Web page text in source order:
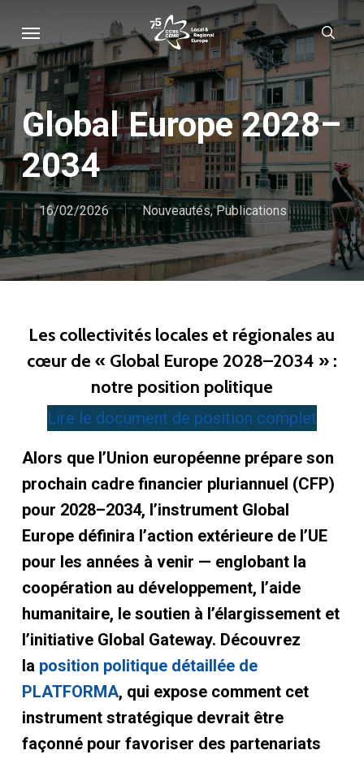
main
content
Global Europe 2028–
2034
16/02/2026 Nouveautés,Publications
Les collectivités locales et régionales au
cœur de « Global Europe 2028–2034 » :
notre position politique
Lire le document de position complet
Alors que l’Union européenne prépare son
prochain cadre financier pluriannuel (CFP)
pour 2028–2034, l’instrument Global
Europe définira l’action extérieure de l’UE
pour les années à venir — englobant la
coopération au développement, l’aide
humanitaire, le soutien à l’élargissement et
l’initiative Global Gateway. Découvrez
la position politique détaillée de
PLATFORMA, qui expose comment cet
instrument stratégique devrait être
façonné pour favoriser des partenariats